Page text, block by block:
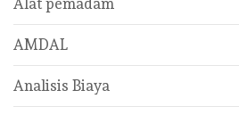
Alat pemadam
AMDAL
Analisis Biaya